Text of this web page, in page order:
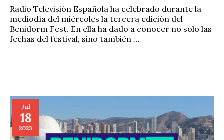
Radio Televisión Española ha celebrado durante la
mediodía del miércoles la tercera edición del
Benidorm Fest. En ella ha dado a conocer no solo las
fechas del festival, sino también …
Jul
18
2023